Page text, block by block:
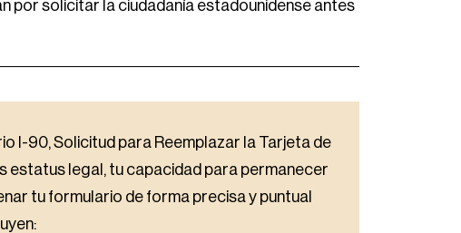
por solicitar la ciudadanía estadounidense antes
I-90, Solicitud para Reemplazar la Tarjeta de
estatus legal, tu capacidad para permanecer
tu formulario de forma precisa y puntual